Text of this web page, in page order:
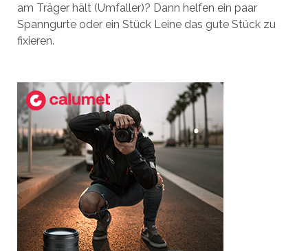
am Träger hält (Umfaller)? Dann helfen ein paar
Spanngurte oder ein Stück Leine das gute Stück zu
fixieren.